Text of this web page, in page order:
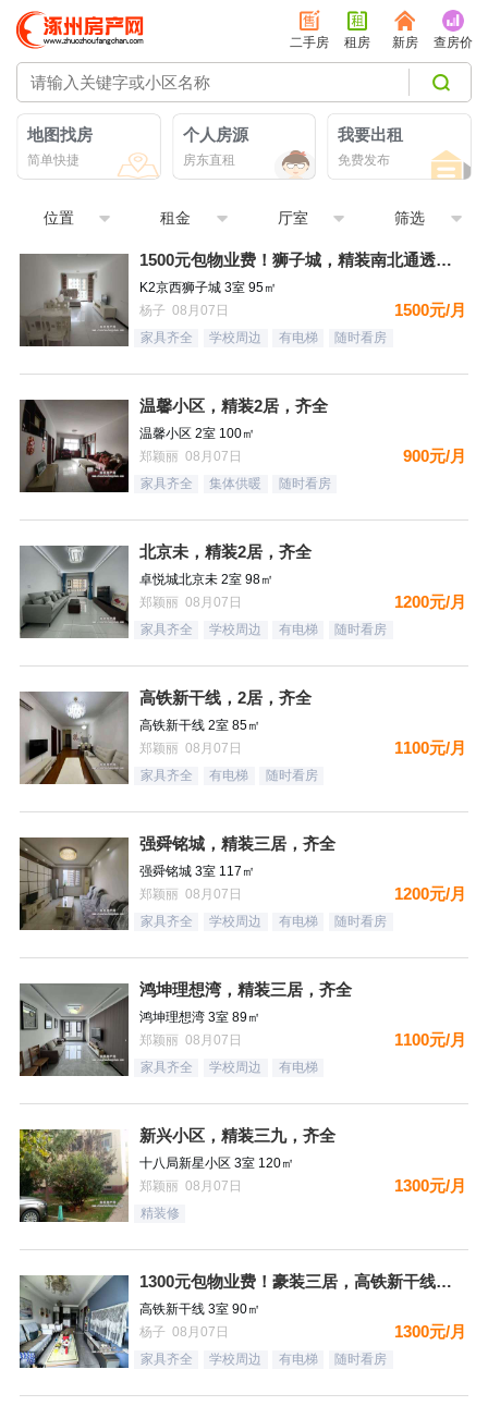
二手房 租房 新房 查房价
地图找房
简单快捷
个人房源
房东直租
我要出租
免费发布
位置 租金 厅室 筛选
1500元包物业费！狮子城，精装南北通透大三居，家具家电齐全
K2京西狮子城 3室 95㎡
杨子 08月07日
1500元/月
家具齐全 学校周边 有电梯 随时看房
温馨小区，精装2居，齐全
温馨小区 2室 100㎡
郑颖丽 08月07日
900元/月
家具齐全 集体供暖 随时看房
北京未，精装2居，齐全
卓悦城北京未 2室 98㎡
郑颖丽 08月07日
1200元/月
家具齐全 学校周边 有电梯 随时看房
高铁新干线，2居，齐全
高铁新干线 2室 85㎡
郑颖丽 08月07日
1100元/月
家具齐全 有电梯 随时看房
强舜铭城，精装三居，齐全
强舜铭城 3室 117㎡
郑颖丽 08月07日
1200元/月
家具齐全 学校周边 有电梯 随时看房
鸿坤理想湾，精装三居，齐全
鸿坤理想湾 3室 89㎡
郑颖丽 08月07日
1100元/月
家具齐全 学校周边 有电梯
新兴小区，精装三九，齐全
十八局新星小区 3室 120㎡
郑颖丽 08月07日
1300元/月
精装修
1300元包物业费！豪装三居，高铁新干线，南向，采光好，家具
高铁新干线 3室 90㎡
杨子 08月07日
1300元/月
家具齐全 学校周边 有电梯 随时看房